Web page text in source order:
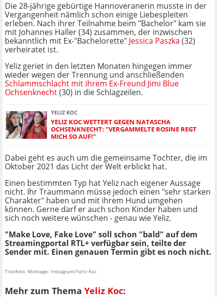
Die 28-jährige gebürtige Hannoveranerin musste in der
Vergangenheit nämlich schon einige Liebespleiten
erleben. Nach ihrer Teilnahme beim "Bachelor" kam sie
mit Johannes Haller (34) zusammen, der inzwischen
bekanntlich mit Ex-"Bachelorette" Jessica Paszka (32)
verheiratet ist.
Yeliz geriet in den letzten Monaten hingegen immer
wieder wegen der Trennung und anschließenden
Schlammschlacht mit ihrem Ex-Freund Jimi Blue
Ochsenknecht(30) in die Schlagzeilen.
YELIZ KOC
YELIZ KOC WETTERT GEGEN NATASCHA
OCHSENKNECHT: "VERGAMMELTE ROSINE REGT
MICH SO AUF!"
Dabei geht es auch um die gemeinsame Tochter, die im
Oktober 2021 das Licht der Welt erblickt hat.
Einen bestimmten Typ hat Yeliz nach eigener Aussage
nicht. Ihr Traummann müsse jedoch einen "sehr starken
Charakter" haben und mit ihrem Hund umgehen
können. Gerne darf er auch schon Kinder haben und
sich noch weitere wünschen - genau wie Yeliz.
"Make Love, Fake Love" soll schon "bald" auf dem
Streamingportal RTL+ verfügbar sein, teilte der
Sender mit. Einen genauen Termin gibt es noch nicht.
Titelfoto: Montage: Instagram/Yeliz Koc
Mehr zum Thema Yeliz Koc: